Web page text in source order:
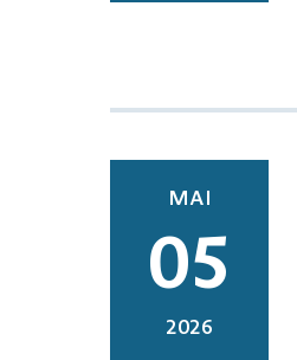
05
MAI
2026